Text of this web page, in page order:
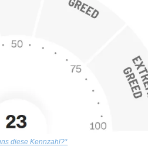
diese Kennzahl?*